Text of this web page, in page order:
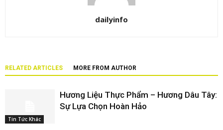
dailyinfo
RELATED ARTICLES MORE FROM AUTHOR
Tin Tức Khác
Hương Liệu Thực Phẩm – Hương Dâu Tây:
Sự Lựa Chọn Hoàn Hảo